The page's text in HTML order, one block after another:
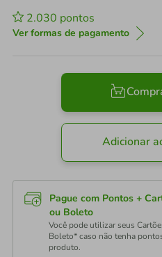
2.030 pontos
Ver formas de pagamento
Adicionar
Pague com Pontos +
ou Boleto
Você pode utilizar seus
Boleto* caso não tenha
produto.